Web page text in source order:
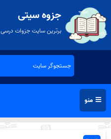
جزوه سیتی
برترین سایت جزوات درسی
منو